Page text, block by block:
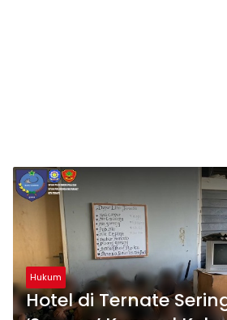
Hukum
Hotel di Ternate